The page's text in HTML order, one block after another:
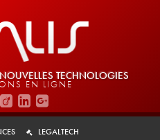
NOUVELLES TECHNOLOGIES
EN LIGNE
LEGALTECH